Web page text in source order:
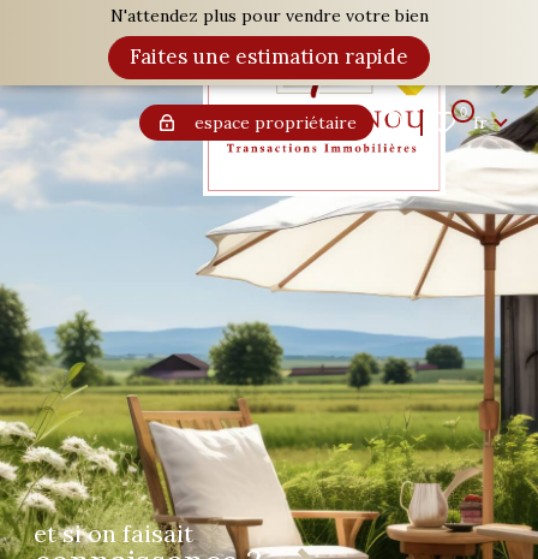
N'attendez plus pour vendre votre bien
Faites une estimation rapide
espace propriétaire
0 Langue
fr
Accueil 0 Langue
et si on faisait